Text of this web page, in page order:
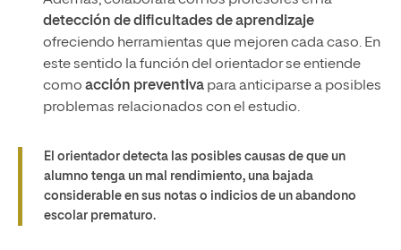
detección de dificultades de aprendizaje
ofreciendo herramientas que mejoren cada caso. En
este sentido la función del orientador se entiende
como acción preventivapara anticiparse a posibles
problemas relacionados con el estudio.
El orientador detecta las posibles causas de que un
alumno tenga un mal rendimiento, una bajada
considerable en sus notas o indicios de un abandono
escolar prematuro.